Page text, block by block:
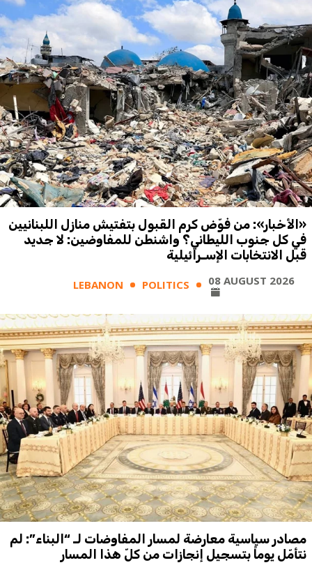
«الأخبار»: من فوّض كرم القبول بتفتيش منازل اللبنانيين
في كل جنوب الليطاني؟ واشنطن للمفاوضين: لا جديد
قبل الانتخابات الإسـرائيلية
LEBANON POLITICS 08 AUGUST 2026
مصادر سياسية معارضة لمسار المفاوضات لـ “البناء”: لم
نتأمّل يوماً بتسجيل إنجازات من كلّ هذا المسار